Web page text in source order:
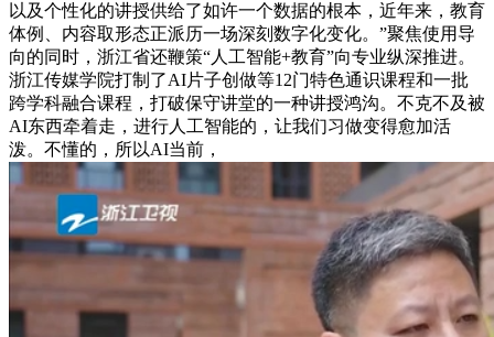
以及个性化的讲授供给了如许一个数据的根本，近年来，教育
体例、内容取形态正派历一场深刻数字化变化。”聚焦使用导
向的同时，浙江省还鞭策“人工智能+教育”向专业纵深推进。
浙江传媒学院打制了AI片子创做等12门特色通识课程和一批
跨学科融合课程，打破保守讲堂的一种讲授鸿沟。不克不及被
AI东西牵着走，进行人工智能的，让我们习做变得愈加活
泼。不懂的，所以AI当前，